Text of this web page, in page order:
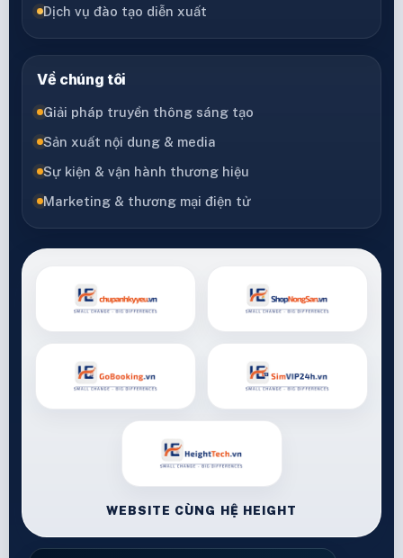
Dịch vụ đào tạo diễn xuất
Về chúng tôi
Giải pháp truyền thông sáng tạo
Sản xuất nội dung & media
Sự kiện & vận hành thương hiệu
Marketing & thương mại điện tử
WEBSITE CÙNG HỆ HEIGHT